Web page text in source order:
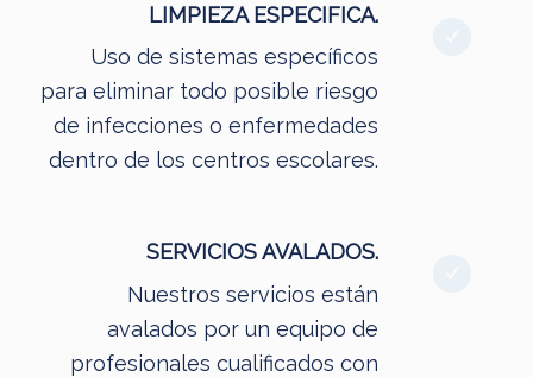
LIMPIEZA ESPECIFICA.
Uso de sistemas específicos
para eliminar todo posible riesgo
de infecciones o enfermedades
dentro de los centros escolares.
SERVICIOS AVALADOS.
Nuestros servicios están
avalados por un equipo de
profesionales cualificados con